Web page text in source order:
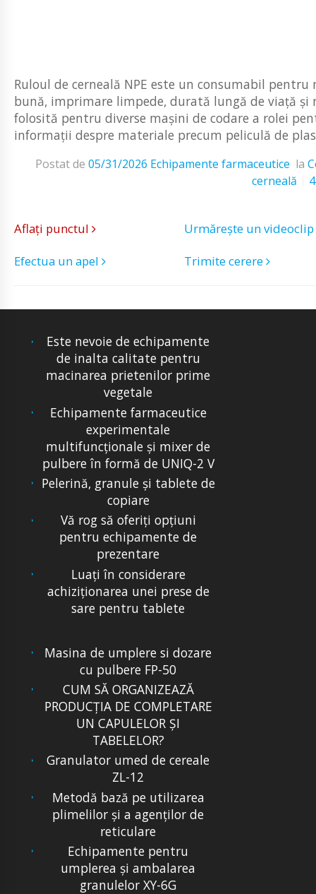
Ruloul de cerneală NPE este un consumabil
bună, imprimare limpede, durată lungă de viață și
folosită pentru diverse mașini de codare a rolei
informații despre materiale precum peliculă de
Postat de 05/31/2026 Echipamente farmaceutice la
cerneală
Aflați punctul
Urmărește un videoclip
Efectua un apel
Trimite cerere
Este nevoie de echipamente
de inalta calitate pentru
macinarea prietenilor prime
vegetale
Echipamente farmaceutice
experimentale
multifuncționale și mixer de
pulbere în formă de UNIQ-2 V
Pelerină, granule și tablete de
copiare
Vă rog să oferiţi opţiuni
pentru echipamente de
prezentare
Luați în considerare
achiziționarea unei prese de
sare pentru tablete
Masina de umplere si dozare
cu pulbere FP-50
CUM SĂ ORGANIZEAZĂ
PRODUCŢIA DE COMPLETARE
UN CAPULELOR ŞI
TABELELOR?
Granulator umed de cereale
ZL-12
Metodă bază pe utilizarea
plimelilor și a agenților de
reticulare
Echipamente pentru
umplerea și ambalarea
granulelor XY-6G